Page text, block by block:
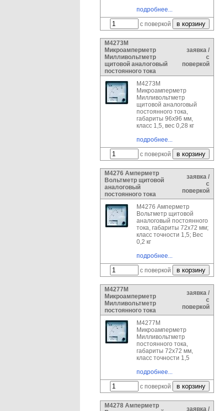
подробнее...
с поверкой
М4273М
Микроамперметр
Милливольтметр
щитовой аналоговый
постоянного тока
заявка /
с
поверкой
М4273М
Микроамперметр
Милливольтметр
щитовой аналоговый
постоянного тока,
габариты 96х96 мм,
класс 1,5, вес 0,28 кг
подробнее...
с поверкой
М4276 Амперметр
Вольтметр щитовой
аналоговый
постоянного тока
заявка /
с
поверкой
М4276 Амперметр
Вольтметр щитовой
аналоговый постоянного
тока, габариты 72х72 мм;
класс точности 1,5; Вес
0,2 кг
подробнее...
с поверкой
М4277М
Микроамперметр
Милливольтметр
постоянного тока
заявка /
с
поверкой
М4277М
Микроамперметр
Милливольтметр
постоянного тока,
габариты 72х72 мм,
класс точности 1,5
подробнее...
с поверкой
М4278 Амперметр
заявка /